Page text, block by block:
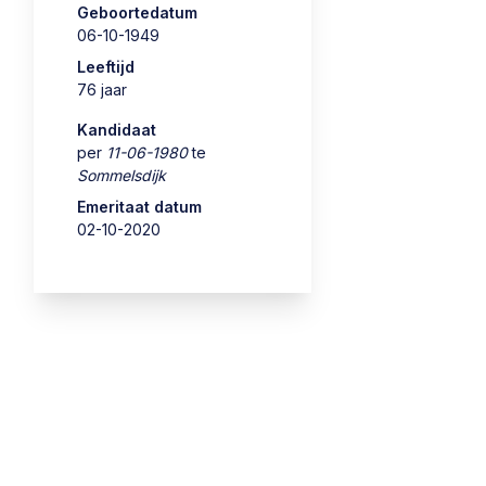
Geboortedatum
06-10-1949
Leeftijd
76 jaar
Kandidaat
per 11-06-1980te
Sommelsdijk
Emeritaat datum
02-10-2020